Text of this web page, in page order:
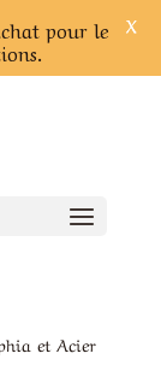
et Acier
pour le X